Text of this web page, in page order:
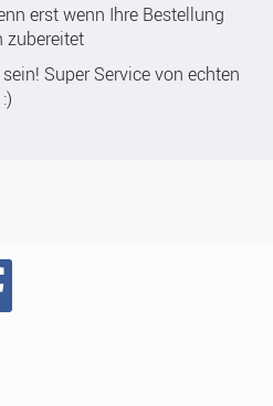
erst wenn Ihre Bestellung
zubereitet
Super Service von echten